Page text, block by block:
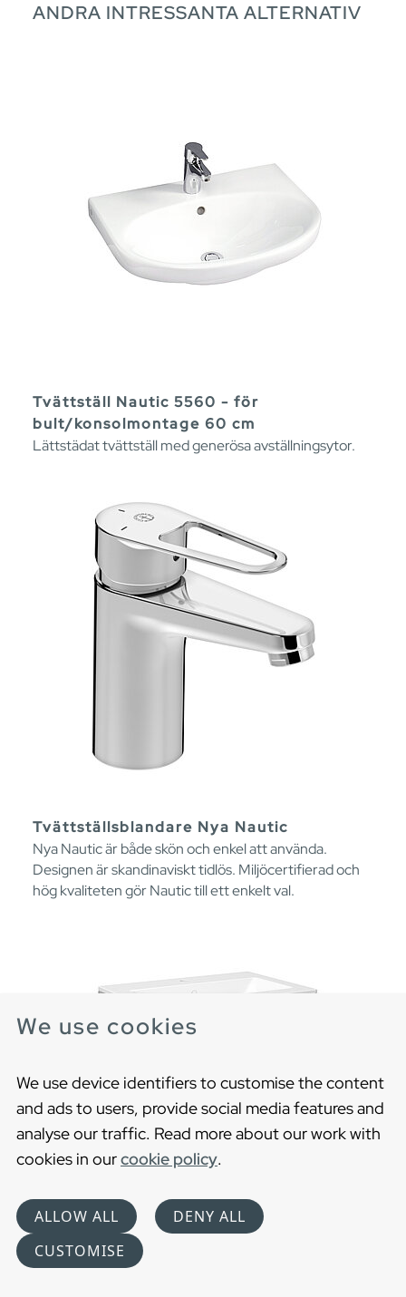
We use cookies
We use device identifiers to customise the content
and ads to users, provide social media features and
analyse our traffic. Read more about our work with
cookies in ourcookie policy.
ALLOW ALL
DENY ALL
CUSTOMISE
ANDRA INTRESSANTA ALTERNATIV
Tvättställ Nautic 5560 - för
bult/konsolmontage 60 cm
Lättstädat tvättställ med generösa avställningsytor.
Tvättställsblandare Nya Nautic
Nya Nautic är både skön och enkel att använda.
Designen är skandinaviskt tidlös. Miljöcertifierad och
hög kvaliteten gör Nautic till ett enkelt val.
Kommodskåp Graphic - 60 cm